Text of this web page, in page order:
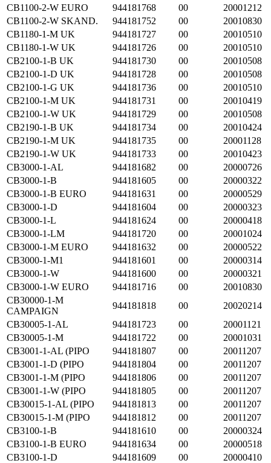
CB1100-2-W EURO
944181768 00
20001212
CB1100-2-W SKAND.
944181752 00
20010830
CB1180-1-M UK
944181727 00
20010510
CB1180-1-W UK
944181726 00
20010510
CB2100-1-B UK
944181730 00
20010508
CB2100-1-D UK
944181728 00
20010508
CB2100-1-G UK
944181736 00
20010510
CB2100-1-M UK
944181731 00
20010419
CB2100-1-W UK
944181729 00
20010508
CB2190-1-B UK
944181734 00
20010424
CB2190-1-M UK
944181735 00
20001128
CB2190-1-W UK
944181733 00
20010423
CB3000-1-AL
944181682 00
20000726
CB3000-1-B
944181605 00
20000322
CB3000-1-B EURO
944181631 00
20000529
CB3000-1-D
944181604 00
20000323
CB3000-1-L
944181624 00
20000418
CB3000-1-LM
944181720 00
20001024
CB3000-1-M EURO
944181632 00
20000522
CB3000-1-M1
944181601 00
20000314
CB3000-1-W
944181600 00
20000321
CB3000-1-W EURO
944181716 00
20010830
CB30000-1-M
CAMPAIGN
944181818 00
20020214
CB30005-1-AL
944181723 00
20001121
CB30005-1-M
944181722 00
20001031
CB3001-1-AL (PIPO
944181807 00
20011207
CB3001-1-D (PIPO
944181804 00
20011207
CB3001-1-M (PIPO
944181806 00
20011207
CB3001-1-W (PIPO
944181805 00
20011207
CB30015-1-AL (PIPO
944181813 00
20011207
CB30015-1-M (PIPO
944181812 00
20011207
CB3100-1-B
944181610 00
20000324
CB3100-1-B EURO
944181634 00
20000518
CB3100-1-D
944181609 00
20000410